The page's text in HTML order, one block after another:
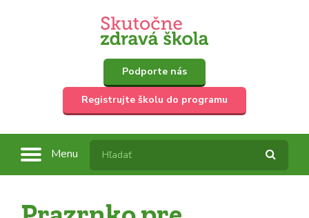
Podporte nás
Registrujte školu do programu
Menu